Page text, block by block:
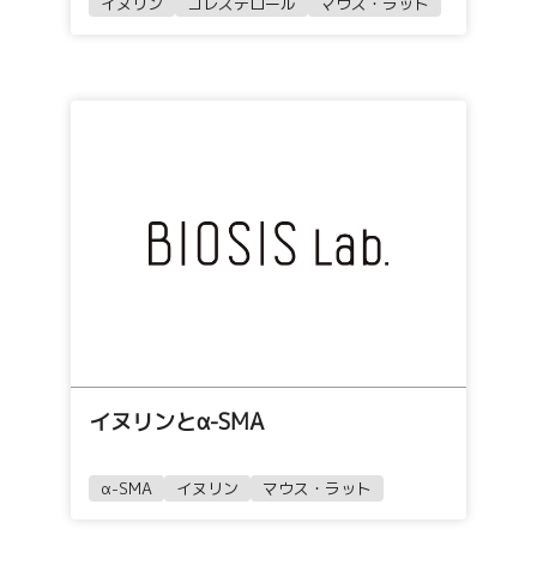
イヌリンとα-SMA
α-SMA イヌリン マウス・ラット